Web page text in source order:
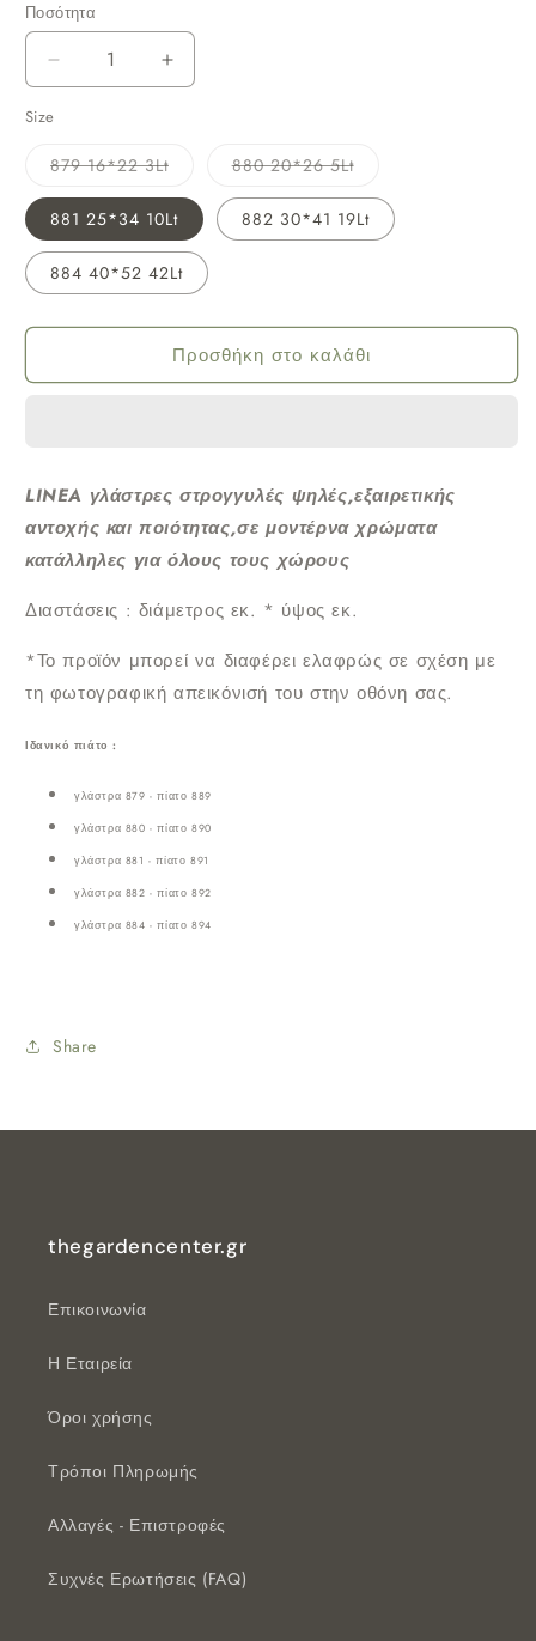
Ποσότητα
Μείωση
Viomes
Γλάστρα
πλαστική
Στρογγυλή
LINEA
ΨΗΛΗ
Αύξηση
Viomes
Γλάστρα
πλαστική
Στρογγυλή
LINEA
ΨΗΛΗ
μπρονζέ
Size
879 16*22 3LtΗ
εξαντλήθηκε
ή
δεν
είναι
διαθέσιμη
880 20*26 5LtΗ
εξαντλήθηκε
ή
δεν
είναι
881 25*34 10Lt 882 30*41 19Lt
884 40*52 42Lt
Προσθήκη στο καλάθι
LINEA γλάστρες στρογγυλές ψηλές,εξαιρετικής
αντοχής και ποιότητας,σε μοντέρνα χρώματα
κατάλληλες για όλους τους χώρους
Διαστάσεις : διάμετρος εκ. * ύψος εκ.
*Το προϊόν μπορεί να διαφέρει ελαφρώς σε σχέση με
τη φωτογραφική απεικόνισή του στην οθόνη σας.
Ιδανικό πιάτο :
γλάστρα 879 - πίατο 889
γλάστρα 880 - πίατο 890
γλάστρα 881 - πίατο 891
γλάστρα 882 - πίατο 892
γλάστρα 884 - πίατο 894
Share
thegardencenter.gr
Επικοινωνία
Η Εταιρεία
Όροι χρήσης
Τρόποι Πληρωμής
Αλλαγές - Επιστροφές
Συχνές Ερωτήσεις (FAQ)